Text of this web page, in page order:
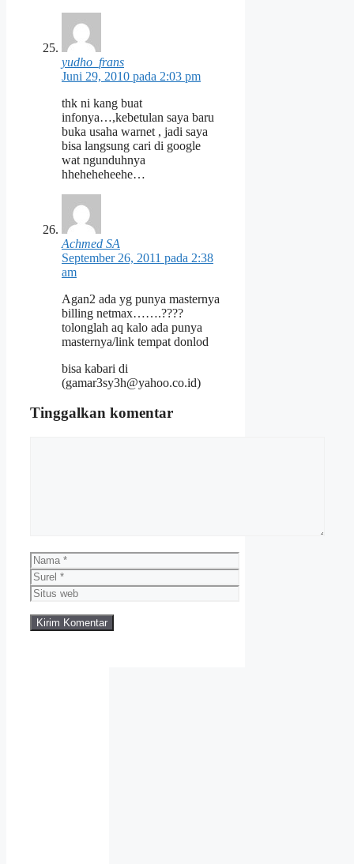
yudho_frans
Juni 29, 2010 pada 2:03 pm
thk ni kang buat
infonya…,kebetulan saya baru
buka usaha warnet , jadi saya
bisa langsung cari di google
wat ngunduhnya
hheheheheehe…
Achmed SA
September 26, 2011 pada 2:38
am
Agan2 ada yg punya masternya
billing netmax…….????
tolonglah aq kalo ada punya
masternya/link tempat donlod
bisa kabari di
(gamar3sy3h@yahoo.co.id)
Tinggalkan komentar
Nama
Surel
Situs
web